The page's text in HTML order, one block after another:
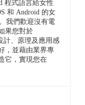
程式語言給女性
和 Android 的女
我們歡迎沒有電
果您對於
計、原理及應用感
，並藉由業界專
它，實現您在